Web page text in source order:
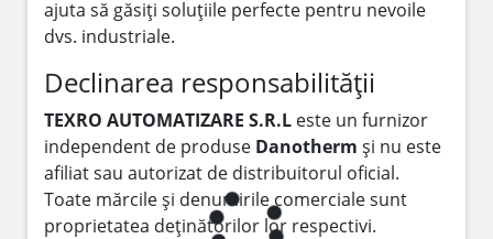
ajuta să găsiți soluțiile perfecte pentru nevoile
dvs. industriale.
Declinarea responsabilității
TEXRO AUTOMATIZARE S.R.L este un furnizor
independent de produse Danotherm și nu este
afiliat sau autorizat de distribuitorul oficial.
Toate mărcile și denumirile comerciale sunt
proprietatea deținătorilor lor respectivi.